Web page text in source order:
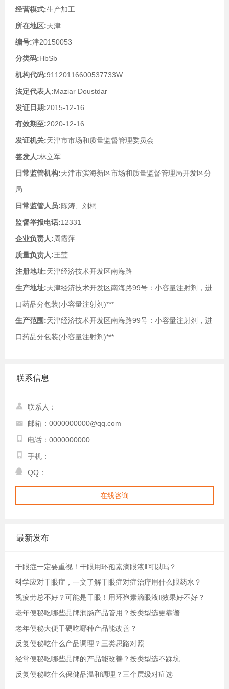
经营模式:生产加工
所在地区:天津
编号:津20150053
分类码:HbSb
机构代码:91120116600537733W
法定代表人:Maziar Doustdar
发证日期:2015-12-16
有效期至:2020-12-16
发证机关:天津市市场和质量监督管理委员会
签发人:林立军
日常监管机构:天津市滨海新区市场和质量监督管理局开发区分
局
日常监管人员:陈涛、刘桐
监督举报电话:12331
企业负责人: 周霞萍
质量负责人:王莹
注册地址:天津经济技术开发区南海路
生产地址:天津经济技术开发区南海路99号：小容量注射剂，进
口药品分包装(小容量注射剂)***
生产范围:天津经济技术开发区南海路99号：小容量注射剂，进
口药品分包装(小容量注射剂)***
联系信息
联系人：
邮箱：0000000000@qq.com
电话：0000000000
手机：
QQ：
在线咨询
最新发布
干眼症一定要重视！干眼用环孢素滴眼液Ⅱ可以吗？
科学应对干眼症，一文了解干眼症对症治疗用什么眼药水？
视疲劳总不好？可能是干眼！用环孢素滴眼液Ⅱ效果好不好？
老年便秘吃哪些品牌润肠产品管用？按类型选更靠谱
老年便秘大便干硬吃哪种产品能改善？
反复便秘吃什么产品调理？三类思路对照
经常便秘吃哪些品牌的产品能改善？按类型选不踩坑
反复便秘吃什么保健品温和调理？三个层级对症选